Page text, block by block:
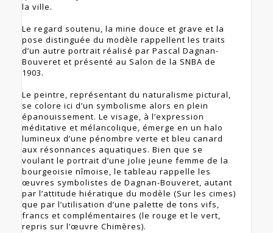
la ville.
Le regard soutenu, la mine douce et grave et la
pose distinguée du modèle rappellent les traits
d’un autre portrait réalisé par Pascal Dagnan-
Bouveret et présenté au Salon de la SNBA de
1903.
Le peintre, représentant du naturalisme pictural,
se colore ici d’un symbolisme alors en plein
épanouissement. Le visage, à l’expression
méditative et mélancolique, émerge en un halo
lumineux d’une pénombre verte et bleu canard
aux résonnances aquatiques. Bien que se
voulant le portrait d’une jolie jeune femme de la
bourgeoisie nîmoise, le tableau rappelle les
œuvres symbolistes de Dagnan-Bouveret, autant
par l’attitude hiératique du modèle (Sur les cimes)
que par l’utilisation d’une palette de tons vifs,
francs et complémentaires (le rouge et le vert,
repris sur l’œuvre Chimères).